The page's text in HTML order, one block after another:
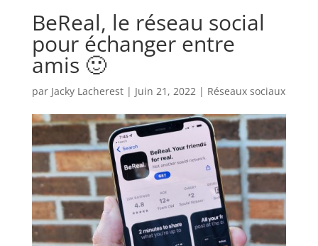
BeReal, le réseau social
pour échanger entre
amis 🙂
par Jacky Lacherest| Juin 21, 2022| Réseaux sociaux